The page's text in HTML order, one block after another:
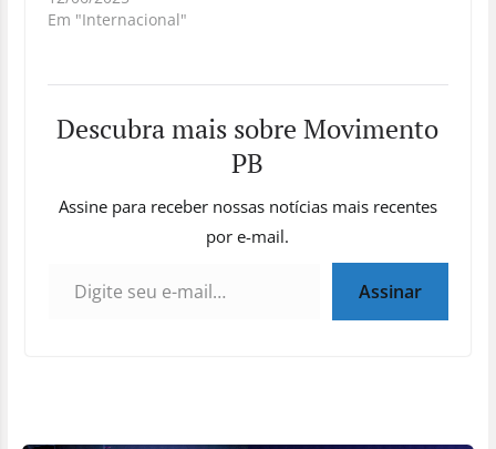
Em "Internacional"
Descubra mais sobre Movimento
PB
Assine para receber nossas notícias mais recentes
por e-mail.
Assinar